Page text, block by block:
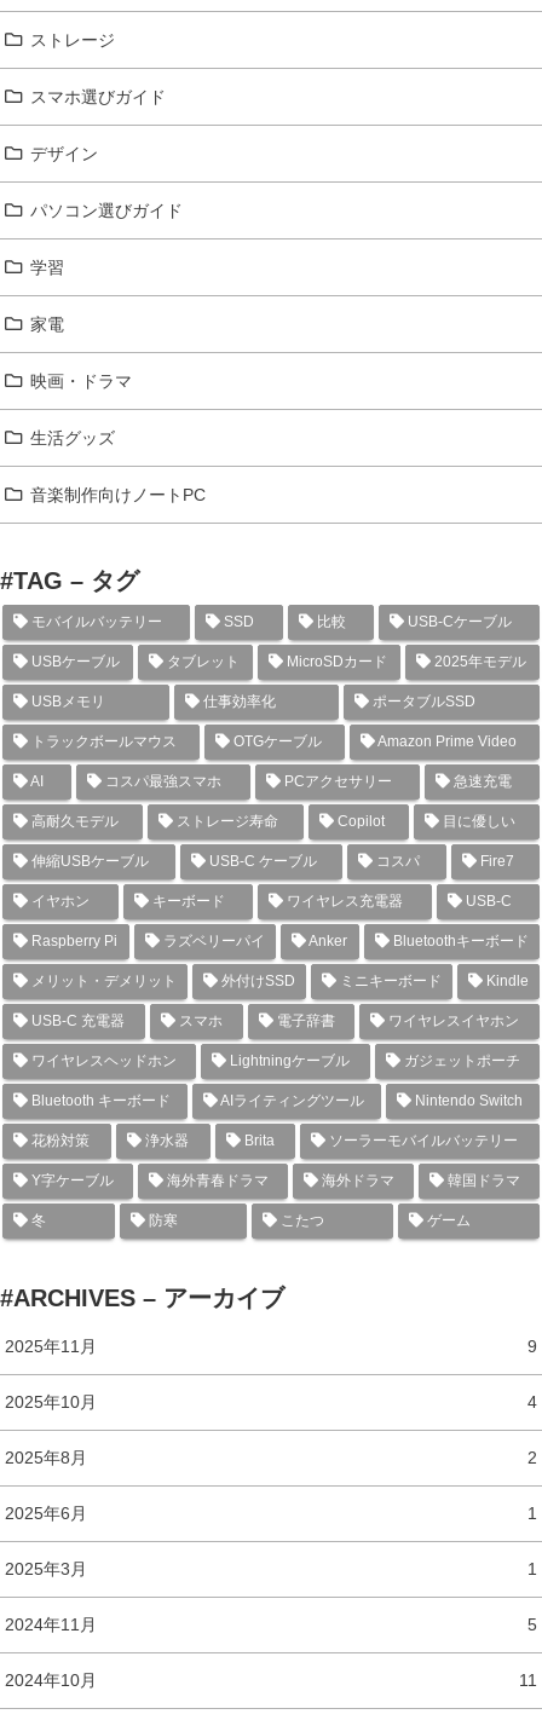
ストレージ
スマホ選びガイド
デザイン
パソコン選びガイド
学習
家電
映画・ドラマ
生活グッズ
音楽制作向けノートPC
#TAG – タグ
モバイルバッテリー SSD 比較 USB-Cケーブル
USBケーブル タブレット MicroSDカード 2025年モデル
USBメモリ 仕事効率化 ポータブルSSD
トラックボールマウス OTGケーブル Amazon Prime Video
AI コスパ最強スマホ PCアクセサリー 急速充電
高耐久モデル ストレージ寿命 Copilot 目に優しい
伸縮USBケーブル USB-C ケーブル コスパ Fire7
イヤホン キーボード ワイヤレス充電器 USB-C
Raspberry Pi ラズベリーパイ Anker Bluetoothキーボード
メリット・デメリット 外付けSSD ミニキーボード Kindle
USB-C 充電器 スマホ 電子辞書 ワイヤレスイヤホン
ワイヤレスヘッドホン Lightningケーブル ガジェットポーチ
Bluetooth キーボード AIライティングツール Nintendo Switch
花粉対策 浄水器 Brita ソーラーモバイルバッテリー
Y字ケーブル 海外青春ドラマ 海外ドラマ 韓国ドラマ
冬 防寒 こたつ ゲーム
#ARCHIVES – アーカイブ
2025年11月 9
2025年10月 4
2025年8月 2
2025年6月 1
2025年3月 1
2024年11月 5
2024年10月 11